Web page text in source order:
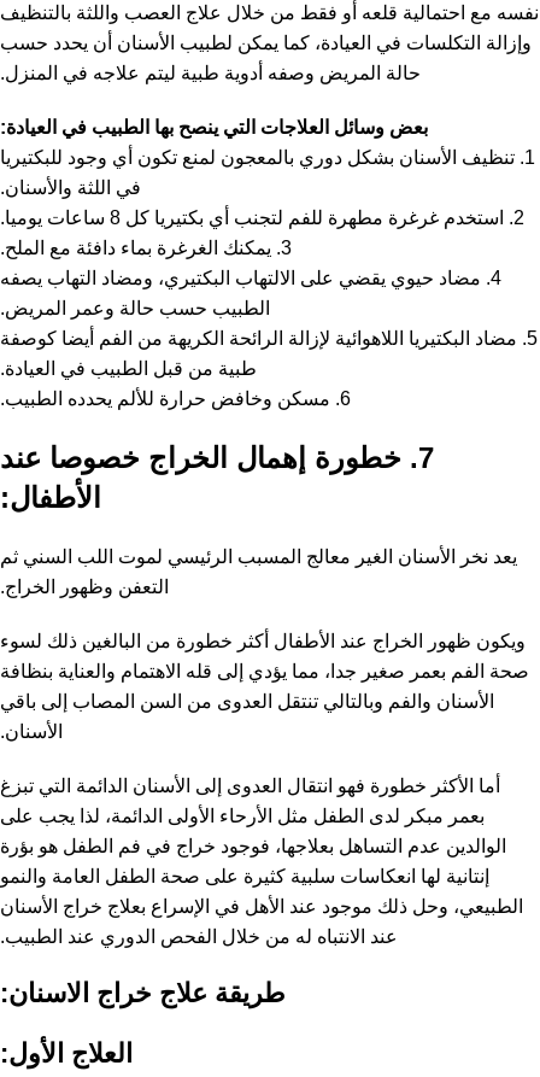
نفسه مع احتمالية قلعه أو فقط من خلال علاج العصب واللثة بالتنظيف
وإزالة التكلسات في العيادة، كما يمكن لطبيب الأسنان أن يحدد حسب
حالة المريض وصفه أدوية طبية ليتم علاجه في المنزل.
بعض وسائل العلاجات التي ينصح بها الطبيب في العيادة:
1. تنظيف الأسنان بشكل دوري بالمعجون لمنع تكون أي وجود للبكتيريا
في اللثة والأسنان.
2. استخدم غرغرة مطهرة للفم لتجنب أي بكتيريا كل 8 ساعات يوميا.
3. يمكنك الغرغرة بماء دافئة مع الملح.
4. مضاد حيوي يقضي على الالتهاب البكتيري، ومضاد التهاب يصفه
الطبيب حسب حالة وعمر المريض.
5. مضاد البكتيريا اللاهوائية لإزالة الرائحة الكريهة من الفم أيضا كوصفة
طبية من قبل الطبيب في العيادة.
6. مسكن وخافض حرارة للألم يحدده الطبيب.
7. خطورة إهمال الخراج خصوصا عند
الأطفال:
يعد نخر الأسنان الغير معالج المسبب الرئيسي لموت اللب السني ثم
التعفن وظهور الخراج.
ويكون ظهور الخراج عند الأطفال أكثر خطورة من البالغين ذلك لسوء
صحة الفم بعمر صغير جدا، مما يؤدي إلى قله الاهتمام والعناية بنظافة
الأسنان والفم وبالتالي تنتقل العدوى من السن المصاب إلى باقي
الأسنان.
أما الأكثر خطورة فهو انتقال العدوى إلى الأسنان الدائمة التي تبزغ
بعمر مبكر لدى الطفل مثل الأرحاء الأولى الدائمة، لذا يجب على
الوالدين عدم التساهل بعلاجها، فوجود خراج في فم الطفل هو بؤرة
إنتانية لها انعكاسات سلبية كثيرة على صحة الطفل العامة والنمو
الطبيعي، وحل ذلك موجود عند الأهل في الإسراع بعلاج خراج الأسنان
عند الانتباه له من خلال الفحص الدوري عند الطبيب.
طريقة علاج خراج الاسنان:
العلاج الأول: